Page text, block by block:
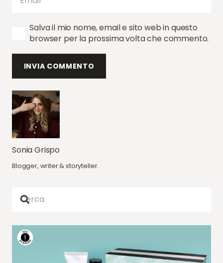
Salva il mio nome, email e sito web in questo
browser per la prossima volta che commento.
INVIA COMMENTO
Sonia Grispo
Blogger, writer & storyteller.